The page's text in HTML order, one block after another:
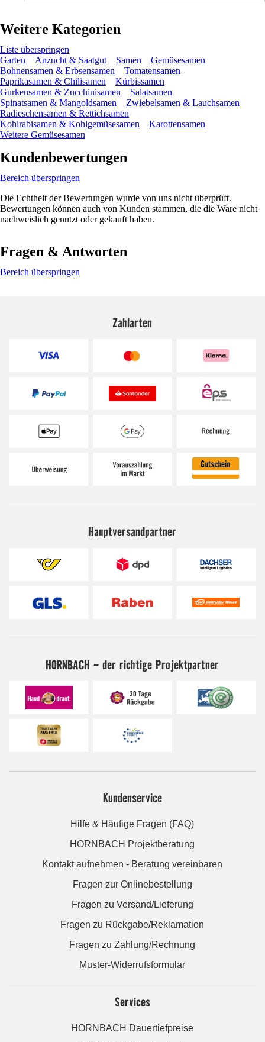
Weitere Kategorien
Liste überspringen
Garten
Anzucht & Saatgut Samen
Gemüsesamen
Bohnensamen & Erbsensamen
Tomatensamen
Paprikasamen & Chilisamen
Kürbissamen
Gurkensamen & Zucchinisamen
Salatsamen
Spinatsamen & Mangoldsamen
Zwiebelsamen & Lauchsamen
Radieschensamen & Rettichsamen
Kohlrabisamen & Kohlgemüsesamen
Karottensamen
Weitere Gemüsesamen
Kundenbewertungen
Bereich überspringen
Die Echtheit der Bewertungen wurde von uns nicht überprüft.
Bewertungen können auch von Kunden stammen, die die Ware nicht
nachweislich genutzt oder gekauft haben.
Fragen & Antworten
Bereich überspringen
Zahlarten
Hauptversandpartner
HORNBACH - der richtige Projektpartner
Kundenservice
Hilfe & Häufige Fragen (FAQ)
HORNBACH Projektberatung
Kontakt aufnehmen - Beratung vereinbaren
Fragen zur Onlinebestellung
Fragen zu Versand/Lieferung
Fragen zu Rückgabe/Reklamation
Fragen zu Zahlung/Rechnung
Muster-Widerrufsformular
Services
HORNBACH Dauertiefpreise